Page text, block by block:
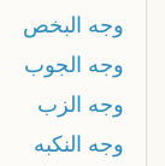
وجه البخص
وجه الجوب
وجه الزب
وجه النكبه